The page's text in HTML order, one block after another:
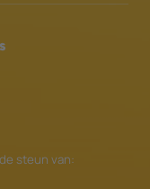
steun van: